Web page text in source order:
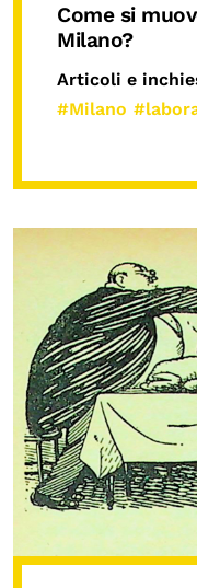
Come si
Milano?
Articoli e
#Milano